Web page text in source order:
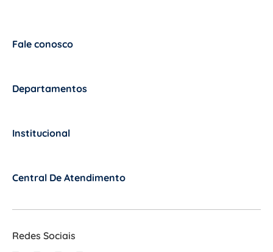
Fale conosco
Departamentos
Institucional
Central De Atendimento
Redes Sociais